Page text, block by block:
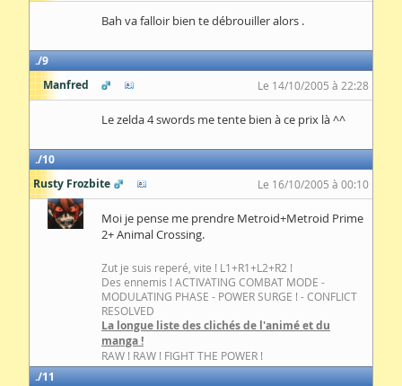
Bah va falloir bien te débrouiller alors .
9
Manfred
Le 14/10/2005 à 22:28
Le zelda 4 swords me tente bien à ce prix là ^^
10
Rusty Frozbite
Le 16/10/2005 à 00:10
Moi je pense me prendre Metroid+Metroid Prime
2+ Animal Crossing.
Zut je suis reperé, vite ! L1+R1+L2+R2 !
Des ennemis ! ACTIVATING COMBAT MODE -
MODULATING PHASE - POWER SURGE ! - CONFLICT
RESOLVED
La longue liste des clichés de l'animé et du
manga !
RAW ! RAW ! FIGHT THE POWER !
11